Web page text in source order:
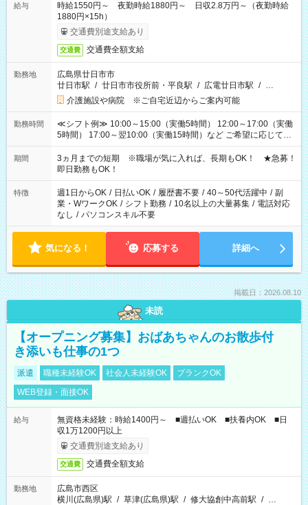
給与
時給1550円～ 夜勤時給1880円～ 日収2.8万円～（夜勤時給
1880円×15h）
交通費別途支給あり
交通費 交通費全額支給
勤務地
広島県廿日市市
廿日市駅 / 廿日市市役所前・平良駅 / 広電廿日市駅 / …
介護施設や病院 ※ご自宅近辺からご案内可能
勤務時間
≪シフト例≫ 10:00～15:00（実働5時間） 12:00～17:00（実働
5時間） 17:00～翌10:00（実働15時間）など ご希望に応じて、
働く時間は調整できます！ お気軽に担当へ相談ください！
期間
3ヵ月までの短期 ※職場が気に入れば、長期もOK！ ★急募！
即日勤務もOK！
特徴 週1日からOK / 日払いOK / 履歴書不要 / 40～50代活躍中 / 副
業・WワークOK / シフト勤務 / 10名以上の大量募集 / 電話対応
なし / パソコンスキル不要
気になる！ 応募する 詳細へ
掲載日：2026.08.10
未読
【オープニング募集】おばあちゃんのお散歩付
き添いも仕事の1つ
派遣 職種未経験OK 社会人未経験OK
ブランクOK
WEB登録・面接OK
給与
無資格未経験：時給1400円～ ■週払いOK ■扶養内OK ■日
収1万1200円以上
交通費別途支給あり
交通費 交通費全額支給
勤務地
広島市西区
横川(広島県)駅 / 草津(広島県)駅 / 修大協創中高前駅 / …